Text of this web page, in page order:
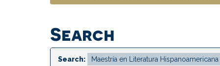
Search
Search: